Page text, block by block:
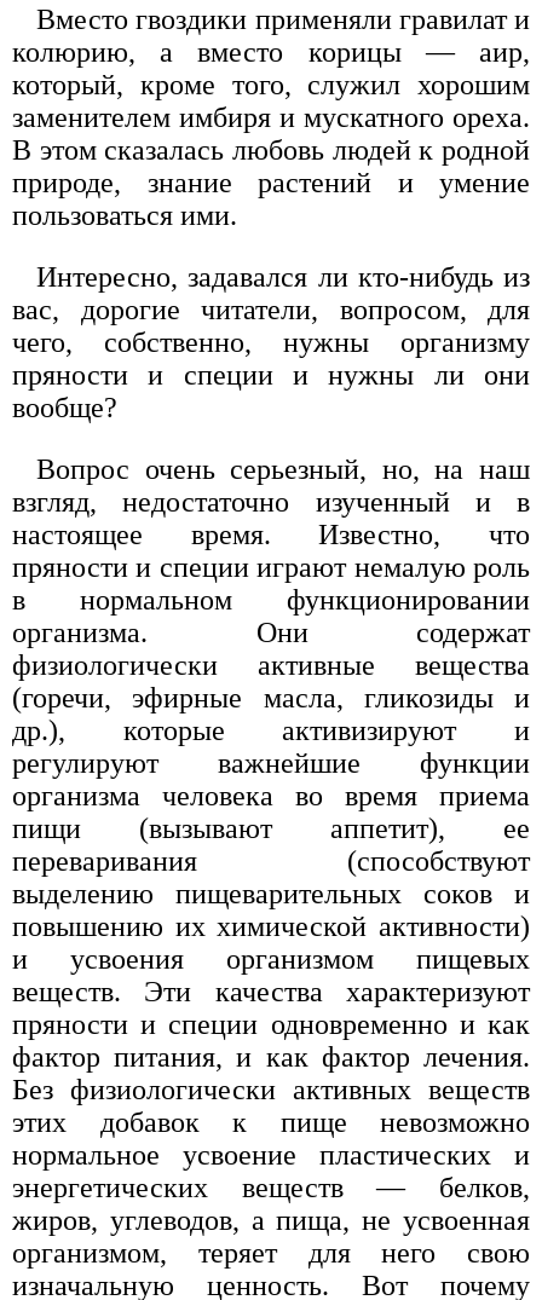
Вместо гвоздики применяли гравилат и
колюрию, а вместо корицы — аир,
который, кроме того, служил хорошим
заменителем имбиря и мускатного ореха.
В этом сказалась любовь людей к родной
природе, знание растений и умение
пользоваться ими.
Интересно, задавался ли кто-нибудь из
вас, дорогие читатели, вопросом, для
чего, собственно, нужны организму
пряности и специи и нужны ли они
вообще?
Вопрос очень серьезный, но, на наш
взгляд, недостаточно изученный и в
настоящее время. Известно, что
пряности и специи играют немалую роль
в нормальном функционировании
организма. Они содержат
физиологически активные вещества
(горечи, эфирные масла, гликозиды и
др.), которые активизируют и
регулируют важнейшие функции
организма человека во время приема
пищи (вызывают аппетит), ее
переваривания (способствуют
выделению пищеварительных соков и
повышению их химической активности)
и усвоения организмом пищевых
веществ. Эти качества характеризуют
пряности и специи одновременно и как
фактор питания, и как фактор лечения.
Без физиологически активных веществ
этих добавок к пище невозможно
нормальное усвоение пластических и
энергетических веществ — белков,
жиров, углеводов, а пища, не усвоенная
организмом, теряет для него свою
изначальную ценность. Вот почему